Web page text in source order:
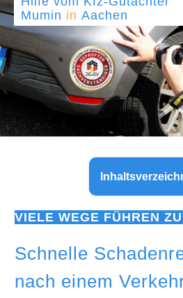
Mumin in Aachen
VIELE WEGE FÜHREN
Schnelle
nach einem